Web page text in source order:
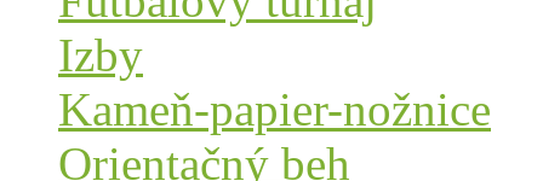
Izby
Kameň-papier-nožnice
Orientačný beh